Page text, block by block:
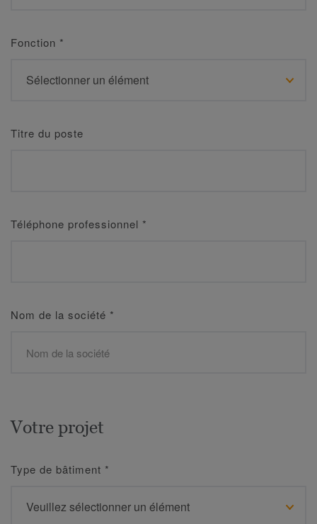
Fonction *
Titre du poste
Téléphone professionnel *
Nom de la société *
Votre projet
Type de bâtiment *